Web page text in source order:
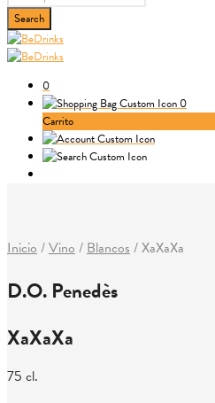
0
0
Carrito
Inicio /Vino / Blancos /XaXaXa
D.O. Penedès
XaXaXa
75 cl.